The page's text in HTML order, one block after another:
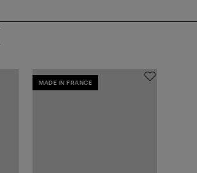
MADE IN FRANCE